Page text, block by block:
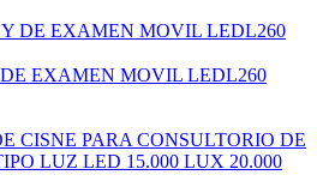
EXAMEN MOVIL LEDL260